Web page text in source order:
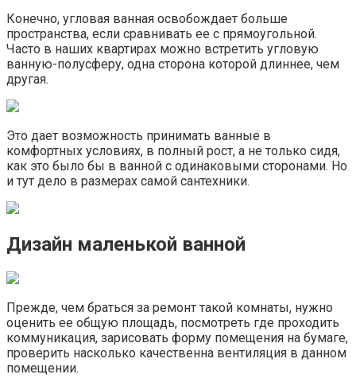
Конечно, угловая ванная освобождает больше
пространства, если сравнивать ее с прямоугольной.
Часто в наших квартирах можно встретить угловую
ванную-полусферу, одна сторона которой длиннее, чем
другая.
Это дает возможность принимать ванные в
комфортных условиях, в полный рост, а не только сидя,
как это было бы в ванной с одинаковыми сторонами. Но
и тут дело в размерах самой сантехники.
Дизайн маленькой ванной
Прежде, чем браться за ремонт такой комнаты, нужно
оценить ее общую площадь, посмотреть где проходить
коммуникация, зарисовать форму помещения на бумаге,
проверить насколько качественна вентиляция в данном
помещении.